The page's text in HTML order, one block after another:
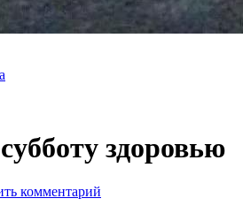
здоровью
комментарий